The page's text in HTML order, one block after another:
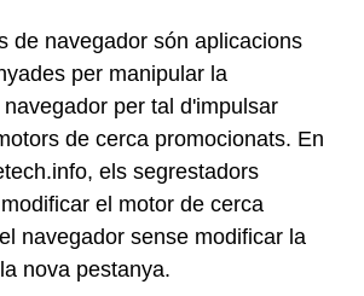
de navegador són aplicacions
per manipular la
per tal d'impulsar
de cerca promocionats. En
els segrestadors
el motor de cerca
navegador sense modificar la
nova pestanya.